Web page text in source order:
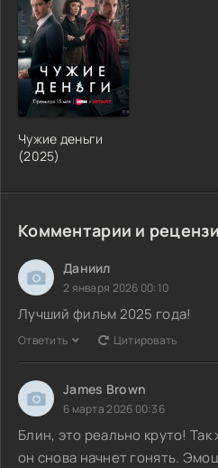
Чужие деньги
(2025)
Комментарии и
Даниил
2 января 2026 00:10
Лучший фильм 2025 года!
Ответить Цитировать
James Brown
6 марта 2026 00:36
Блин, это реально круто!
он снова начнет гонять.